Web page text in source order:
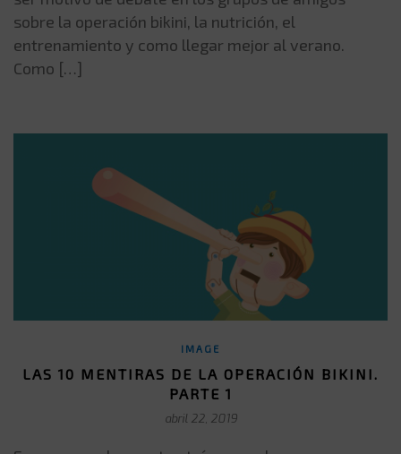
sobre la operación bikini, la nutrición, el
entrenamiento y como llegar mejor al verano.
Como […]
IMAGE
LAS 10 MENTIRAS DE LA OPERACIÓN BIKINI.
PARTE 1
abril 22, 2019